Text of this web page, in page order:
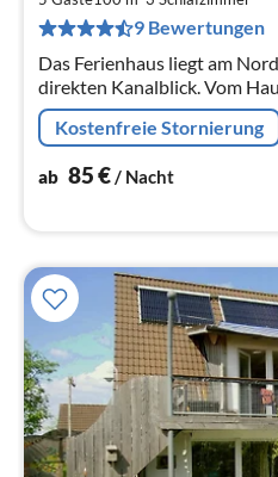
9 Bewertungen
Das Ferienhaus liegt am
direkten Kanalblick. Vom
man auch einen Blick auf die
Grundstücks in...
Kostenfreie Stornierung
ab 85€/ Nacht